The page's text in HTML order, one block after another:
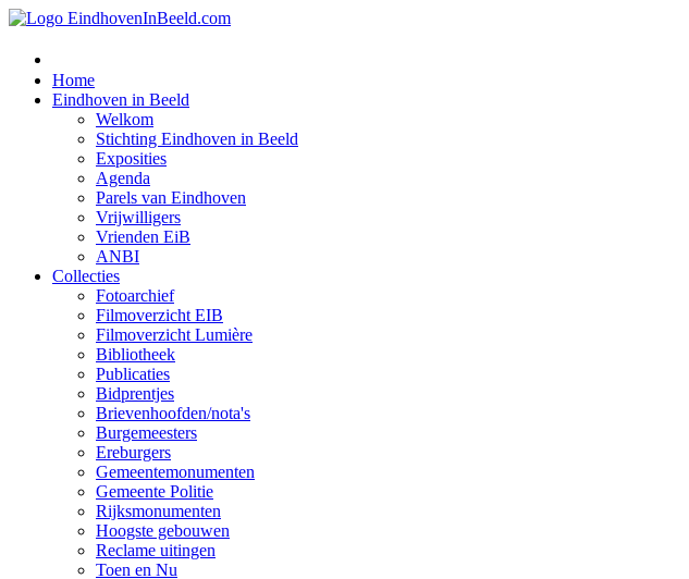
Home
Eindhoven in Beeld
Welkom
Stichting Eindhoven in Beeld
Exposities
Agenda
Parels van Eindhoven
Vrijwilligers
Vrienden EiB
ANBI
Collecties
Fotoarchief
Filmoverzicht EIB
Filmoverzicht Lumière
Bibliotheek
Publicaties
Bidprentjes
Brievenhoofden/nota's
Burgemeesters
Ereburgers
Gemeentemonumenten
Gemeente Politie
Rijksmonumenten
Hoogste gebouwen
Reclame uitingen
Toen en Nu